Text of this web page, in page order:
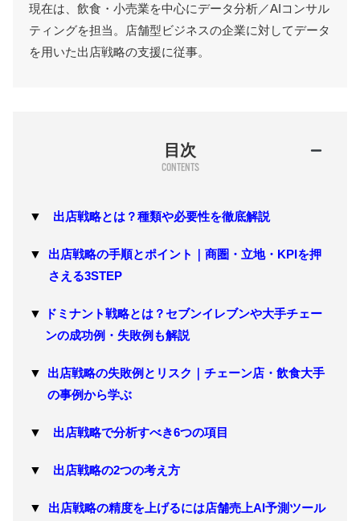
現在は、飲食・小売業を中心にデータ分析／AIコンサル
ティングを担当。店舗型ビジネスの企業に対してデータ
を用いた出店戦略の支援に従事。
目次
出店戦略とは？種類や必要性を徹底解説
出店戦略の手順とポイント｜商圏・立地・KPIを押
さえる3STEP
ドミナント戦略とは？セブンイレブンや大手チェー
ンの成功例・失敗例も解説
出店戦略の失敗例とリスク｜チェーン店・飲食大手
の事例から学ぶ
出店戦略で分析すべき6つの項目
出店戦略の2つの考え方
出店戦略の精度を上げるには店舗売上AI予測ツール